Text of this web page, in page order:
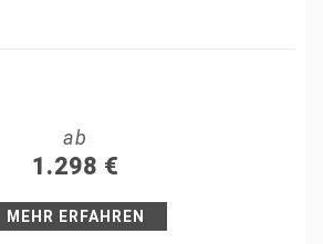
ab
1.298 €
MEHR ERFAHREN